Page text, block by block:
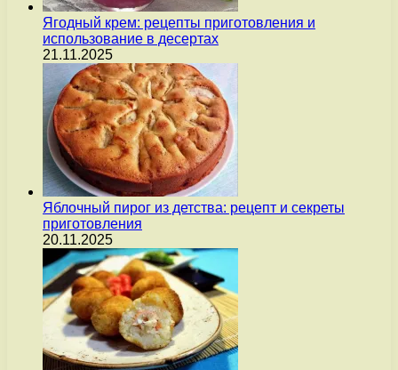
Ягодный крем: рецепты приготовления и
использование в десертах
21.11.2025
Яблочный пирог из детства: рецепт и секреты
приготовления
20.11.2025